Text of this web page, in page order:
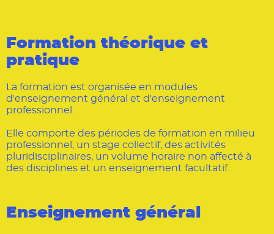
Formation théorique et
pratique
La formation est organisée en modules
d'enseignement général et d'enseignement
professionnel.
Elle comporte des périodes de formation en milieu
professionnel, un stage collectif, des activités
pluridisciplinaires, un volume horaire non affecté à
des disciplines et un enseignement facultatif.
Enseignement général